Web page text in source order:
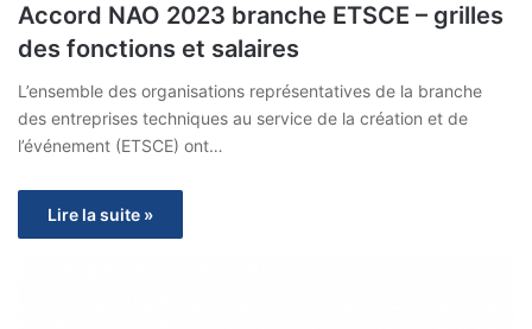
Accord NAO 2023 branche ETSCE – grilles
des fonctions et salaires
L’ensemble des organisations représentatives de la branche
des entreprises techniques au service de la création et de
l’événement (ETSCE) ont…
Lire la suite »